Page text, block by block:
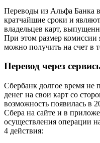
Переводы из Альфа Банка
кратчайшие сроки и
владельцев карт,
При этом размер комиссии
можно получить на счет в
Перевод через
Сбербанк долгое время не
денег на свои карт со
возможность появилась в
Сбера на сайте и в
осуществления операции
4 действия: